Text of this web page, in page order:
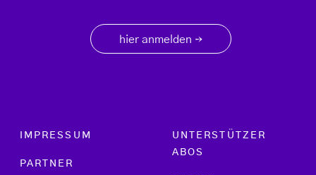
hier anmelden →
Footer menu
IMPRESSUM
PARTNER
UNTERSTÜTZER
ABOS